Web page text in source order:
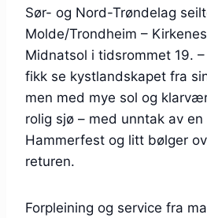
Sør- og Nord-Trøndelag
Molde/Trondheim –
Midnatsol i tidsrommet 19.
fikk se kystlandskapet fra
men med mye sol og
rolig sjø – med unntak av
Hammerfest og litt bølger
returen.
Forpleining og service fra